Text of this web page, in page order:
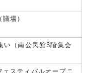
場）
い（南公民館3階集会
スティバルオープニ